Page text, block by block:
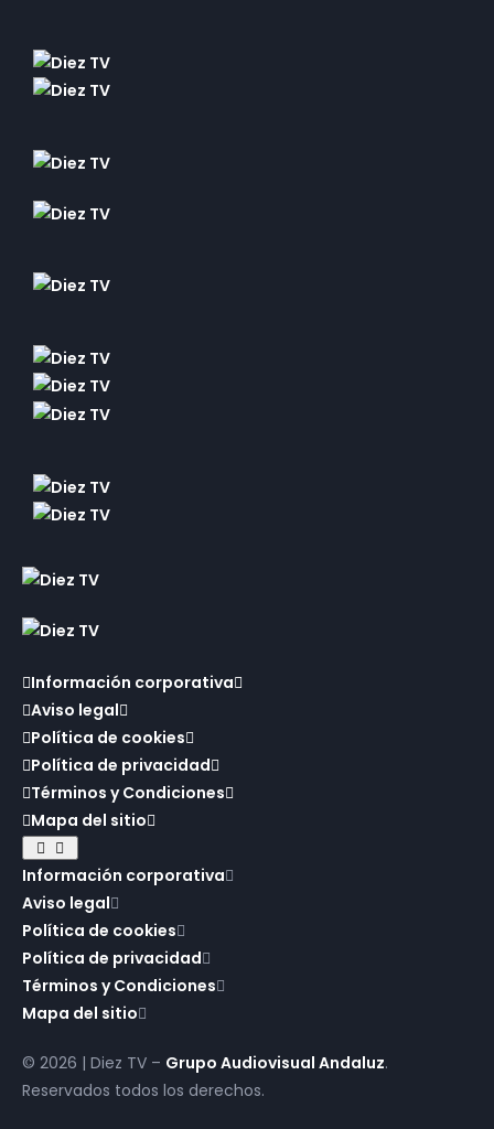
Información corporativa
Aviso legal
Política de cookies
Política de privacidad
Términos y Condiciones
Mapa del sitio
Información corporativa
Aviso legal
Política de cookies
Política de privacidad
Términos y Condiciones
Mapa del sitio
© 2026 | Diez TV – Grupo Audiovisual Andaluz.
Reservados todos los derechos.